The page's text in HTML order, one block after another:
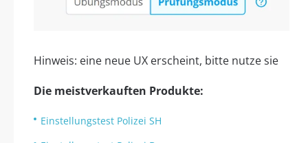
Hinweis: eine neue UX erscheint, bitte nutze sie
Die meistverkauften Produkte:
Einstellungstest Polizei SH